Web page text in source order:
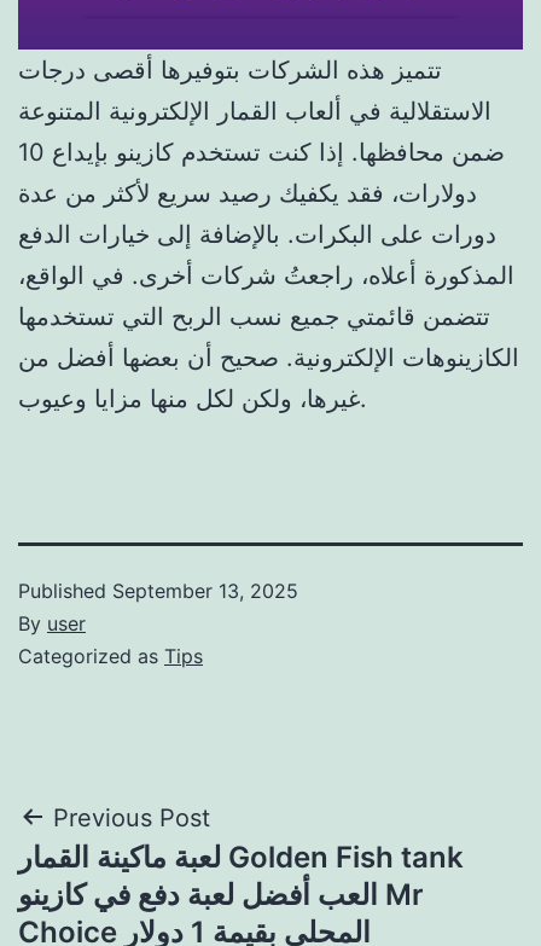
تتميز هذه الشركات بتوفيرها أقصى درجات
الاستقلالية في ألعاب القمار الإلكترونية المتنوعة
ضمن محافظها. إذا كنت تستخدم كازينو بإيداع 10
دولارات، فقد يكفيك رصيد سريع لأكثر من عدة
دورات على البكرات. بالإضافة إلى خيارات الدفع
المذكورة أعلاه، راجعتُ شركات أخرى. في الواقع،
تتضمن قائمتي جميع نسب الربح التي تستخدمها
الكازينوهات الإلكترونية. صحيح أن بعضها أفضل من
غيرها، ولكن لكل منها مزايا وعيوب.
Published September 13, 2025
By user
Categorized as Tips
Post
navigation
Previous Post
لعبة ماكينة القمار Golden Fish tank
العب أفضل لعبة دفع في كازينو Mr
Choice المحلي بقيمة 1 دولار